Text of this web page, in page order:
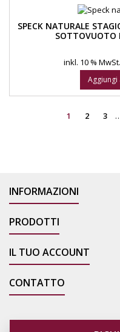
SPECK NATURALE
SOTTOVUOTO
inkl. 10 % MwSt.
1 2 3
INFORMAZIONI
PRODOTTI
IL TUO ACCOUNT
CONTATTO